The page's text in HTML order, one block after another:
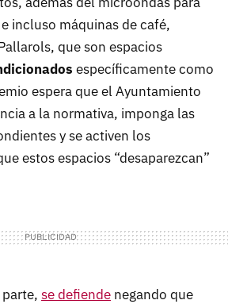
incluso máquinas de café,
que son espacios
específicamente como
espera que el Ayuntamiento
a la normativa, imponga las
y se activen los
estos espacios “desaparezcan”
se defiende negando que